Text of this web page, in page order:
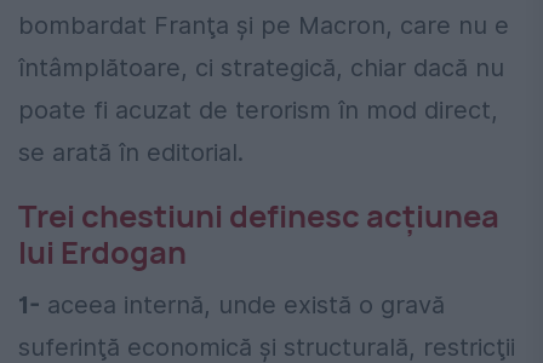
bombardat Franţa şi pe Macron, care nu e
întâmplătoare, ci strategică, chiar dacă nu
poate fi acuzat de terorism în mod direct,
se arată în editorial.
Trei chestiuni definesc acţiunea
lui Erdogan
1- aceea internă, unde există o gravă
suferinţă economică şi structurală, restricţii